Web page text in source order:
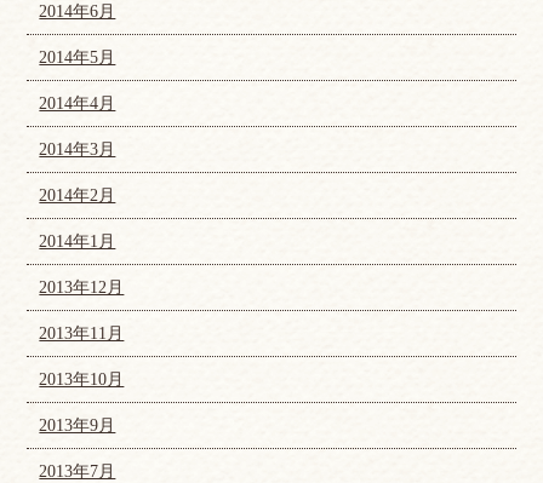
2014年6月
2014年5月
2014年4月
2014年3月
2014年2月
2014年1月
2013年12月
2013年11月
2013年10月
2013年9月
2013年7月